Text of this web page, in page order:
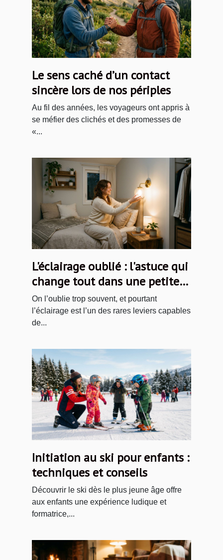
Le sens caché d’un contact
sincère lors de nos périples
Au fil des années, les voyageurs ont appris à
se méfier des clichés et des promesses de
«...
L'éclairage oublié : l'astuce qui
change tout dans une petite
chambre
On l’oublie trop souvent, et pourtant
l’éclairage est l’un des rares leviers capables
de...
Initiation au ski pour enfants :
techniques et conseils
Découvrir le ski dès le plus jeune âge offre
aux enfants une expérience ludique et
formatrice,...